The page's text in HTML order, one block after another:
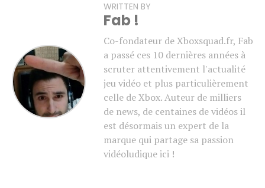
WRITTEN BY
Fab !
Co-fondateur de Xboxsquad.fr, Fab
a passé ces 10 dernières années à
scruter attentivement l'actualité
jeu vidéo et plus particulièrement
celle de Xbox. Auteur de milliers
de news, de centaines de vidéos il
est désormais un expert de la
marque qui partage sa passion
vidéoludique ici !